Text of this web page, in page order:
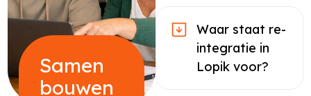
Samen
bouwen
Waar staat re-
integratie in
Lopik voor?